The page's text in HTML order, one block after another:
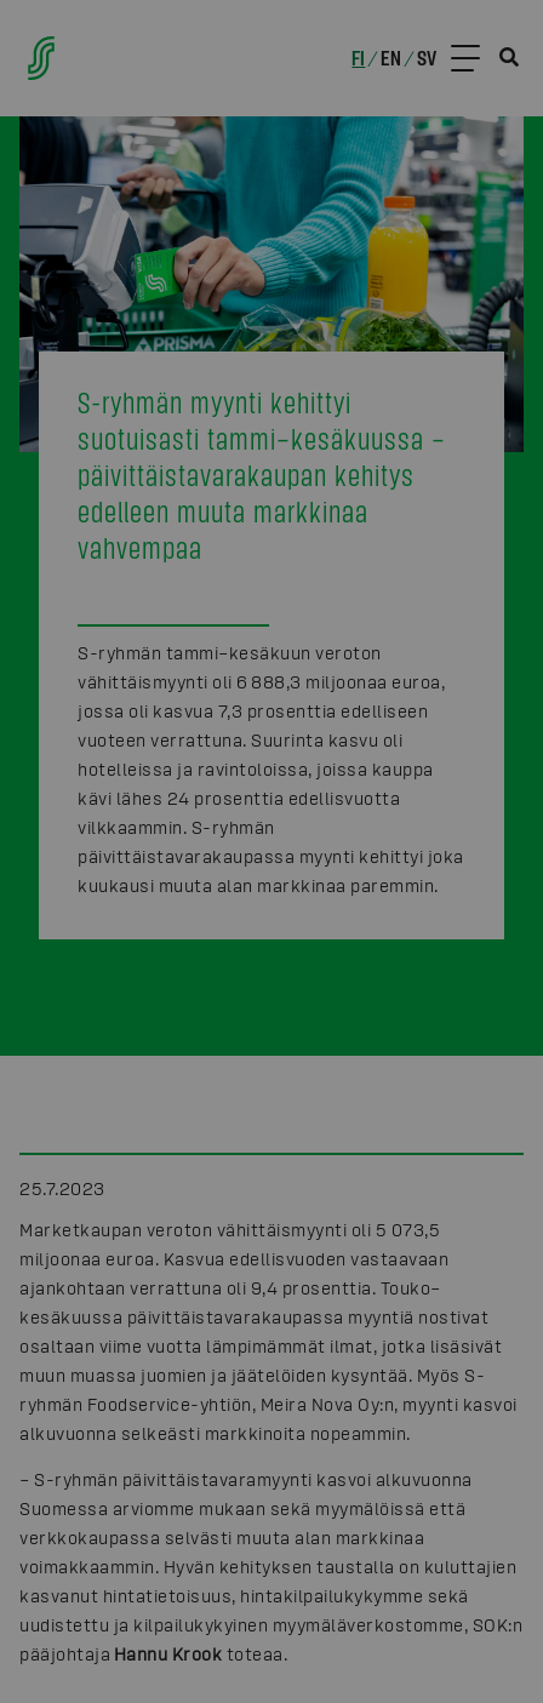
FI /EN /SV
S-ryhmän myynti kehittyi
suotuisasti tammi–kesäkuussa –
päivittäistavarakaupan kehitys
edelleen muuta markkinaa
vahvempaa
S-ryhmän tammi–kesäkuun veroton
vähittäismyynti oli 6 888,3 miljoonaa euroa,
jossa oli kasvua 7,3 prosenttia edelliseen
vuoteen verrattuna. Suurinta kasvu oli
hotelleissa ja ravintoloissa, joissa kauppa
kävi lähes 24 prosenttia edellisvuotta
vilkkaammin. S-ryhmän
päivittäistavarakaupassa myynti kehittyi joka
kuukausi muuta alan markkinaa paremmin.
25.7.2023
Marketkaupan veroton vähittäismyynti oli 5 073,5
miljoonaa euroa. Kasvua edellisvuoden vastaavaan
ajankohtaan verrattuna oli 9,4 prosenttia. Touko–
kesäkuussa päivittäistavarakaupassa myyntiä nostivat
osaltaan viime vuotta lämpimämmät ilmat, jotka lisäsivät
muun muassa juomien ja jäätelöiden kysyntää. Myös S-
ryhmän Foodservice-yhtiön, Meira Nova Oy:n, myynti kasvoi
alkuvuonna selkeästi markkinoita nopeammin.
– S-ryhmän päivittäistavaramyynti kasvoi alkuvuonna
Suomessa arviomme mukaan sekä myymälöissä että
verkkokaupassa selvästi muuta alan markkinaa
voimakkaammin. Hyvän kehityksen taustalla on kuluttajien
kasvanut hintatietoisuus, hintakilpailukykymme sekä
uudistettu ja kilpailukykyinen myymäläverkostomme, SOK:n
pääjohtaja Hannu Krook toteaa.